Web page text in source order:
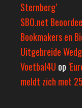
Sternberg’
SBO.net
Bookmakers en
Uitgebreide
Voetbal4U op
meldt zich met